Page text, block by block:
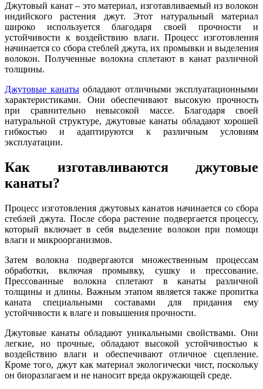
Джутовый канат – это материал, изготавливаемый из волокон
индийского растения джут. Этот натуральный материал
широко используется благодаря своей прочности и
устойчивости к воздействию влаги. Процесс изготовления
начинается со сбора стеблей джута, их промывки и выделения
волокон. Полученные волокна сплетают в канат различной
толщины.
Джутовые канатыобладают отличными эксплуатационными
характеристиками. Они обеспечивают высокую прочность
при сравнительно невысокой массе. Благодаря своей
натуральной структуре, джутовые канаты обладают хорошей
гибкостью и адаптируются к различным условиям
эксплуатации.
Как изготавливаются джутовые
канаты?
Процесс изготовления джутовых канатов начинается со сбора
стеблей джута. После сбора растение подвергается процессу,
который включает в себя выделение волокон при помощи
влаги и микроорганизмов.
Затем волокна подвергаются множественным процессам
обработки, включая промывку, сушку и прессование.
Прессованные волокна сплетают в канаты различной
толщины и длины. Важным этапом является также пропитка
каната специальными составами для придания ему
устойчивости к влаге и повышения прочности.
Джутовые канаты обладают уникальными свойствами. Они
легкие, но прочные, обладают высокой устойчивостью к
воздействию влаги и обеспечивают отличное сцепление.
Кроме того, джут как материал экологически чист, поскольку
он биоразлагаем и не наносит вреда окружающей среде.